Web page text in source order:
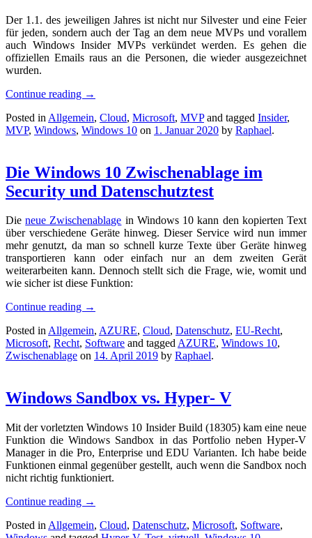
Der 1.1. des jeweiligen Jahres ist nicht nur Silvester und eine Feier
für jeden, sondern auch der Tag an dem neue MVPs und vorallem
auch Windows Insider MVPs verkündet werden. Es gehen die
offiziellen Emails raus an die Personen, die wieder ausgezeichnet
wurden.
Continue reading →
Posted in Allgemein, Cloud, Microsoft, MVPand tagged Insider,
MVP, Windows, Windows 10 on 1. Januar 2020 by Raphael.
Die Windows 10 Zwischenablage im
Security und Datenschutztest
Dieneue Zwischenablage in Windows 10 kann den kopierten Text
über verschiedene Geräte hinweg. Dieser Service wird nun immer
mehr genutzt, da man so schnell kurze Texte über Geräte hinweg
transportieren kann oder einfach nur an dem zweiten Gerät
weiterarbeiten kann. Dennoch stellt sich die Frage, wie, womit und
wie sicher ist diese Funktion:
Continue reading →
Posted inAllgemein, AZURE, Cloud, Datenschutz, EU-Recht,
Microsoft, Recht, Software and taggedAZURE, Windows 10,
Zwischenablage on 14. April 2019 by Raphael.
Windows Sandbox vs. Hyper- V
Mit der vorletzten Windows 10 Insider Build (18305) kam eine neue
Funktion die Windows Sandbox in das Portfolio neben Hyper-V
Manager in die Pro, Enterprise und EDU Varianten. Ich habe beide
Funktionen einmal gegenüber gestellt, auch wenn die Sandbox noch
nicht richtig funktioniert.
Continue reading →
Posted in Allgemein, Cloud, Datenschutz, Microsoft, Software,